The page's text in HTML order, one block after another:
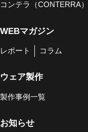
コンテラ（CONTERRA）
WEBマガジン
レポート コラム
ウェア製作
製作事例一覧
お知らせ